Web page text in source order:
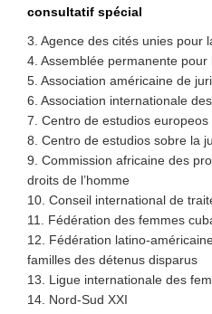
consultatif spécial
3. Agence des cités unies pour
4. Assemblée permanente pour
5. Association américaine de
6. Association internationale
7. Centro de estudios europeos
8. Centro de estudios sobre la
9. Commission africaine des
droits de l’homme
10. Conseil international de
11. Fédération des femmes
12. Fédération latino-
familles des détenus disparus
13. Ligue internationale des
14. Nord-Sud XXI